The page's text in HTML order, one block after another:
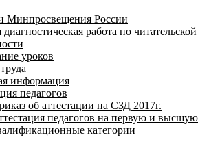
Минпросвещения России
диагностическая работа по читательской
уроков
информация
педагогов
об аттестации на СЗД 2017г.
педагогов на первую и высшую
категории